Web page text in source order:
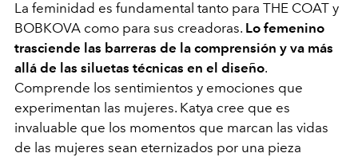
La feminidad es fundamental tanto para THE COAT y
BOBKOVA como para sus creadoras. Lo femenino
trasciende las barreras de la comprensión y va más
allá de las siluetas técnicas en el diseño.
Comprende los sentimientos y emociones que
experimentan las mujeres. Katya cree que es
invaluable que los momentos que marcan las vidas
de las mujeres sean eternizados por una pieza